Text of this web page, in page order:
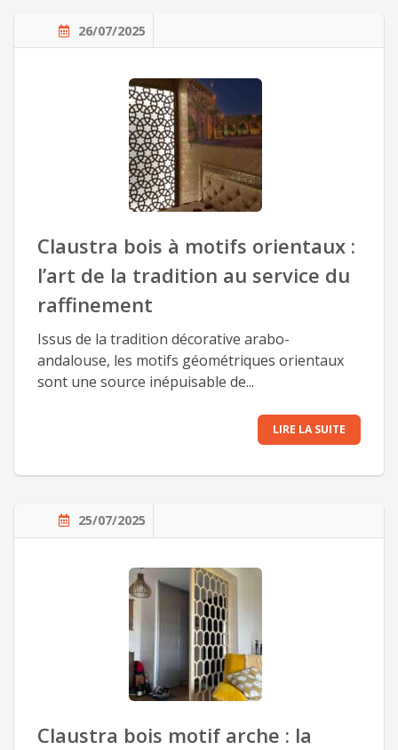
26/07/2025
Claustra bois à motifs orientaux :
l’art de la tradition au service du
raffinement
Issus de la tradition décorative arabo-
andalouse, les motifs géométriques orientaux
sont une source inépuisable de...
LIRE LA SUITE
25/07/2025
Claustra bois motif arche : la